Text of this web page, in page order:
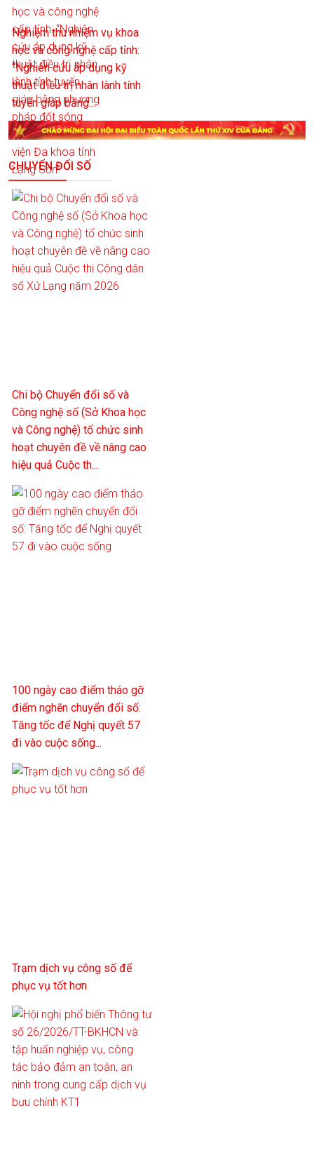
Nghiệm thu nhiệm vụ khoa
học và công nghệ cấp tỉnh:
“Nghiên cứu áp dụng kỹ
thuật điều trị nhân lành tính
tuyến giáp bằng...
CHUYỂN ĐỔI SỐ
Chi bộ Chuyển đổi số và
Công nghệ số (Sở Khoa học
và Công nghệ) tổ chức sinh
hoạt chuyên đề về nâng cao
hiệu quả Cuộc th...
100 ngày cao điểm tháo gỡ
điểm nghẽn chuyển đổi số:
Tăng tốc để Nghị quyết 57
đi vào cuộc sống...
Trạm dịch vụ công số để
phục vụ tốt hơn